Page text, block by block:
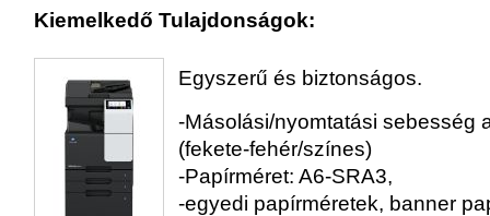
Kiemelkedő Tulajdonságok:
Egyszerű és biztonságos.
-Másolási/nyomtatási sebesség
(fekete-fehér/színes)
-Papírméret: A6-SRA3,
-egyedi papírméretek, banner